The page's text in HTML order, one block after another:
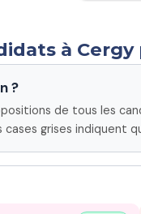
à
?
de tous les
grises indiquent